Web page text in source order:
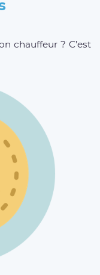
chauffeur ? C’est